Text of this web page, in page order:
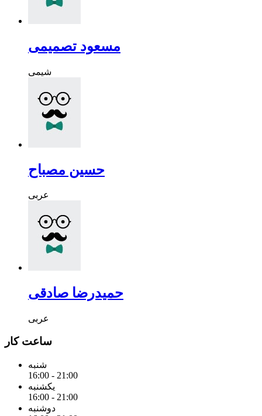
مسعود تصمیمی
شیمی
حسین مصباح
عربی
حمیدرضا صادقی
عربی
ساعت کار
شنبه
16:00 - 21:00
یکشنبه
16:00 - 21:00
دوشنبه